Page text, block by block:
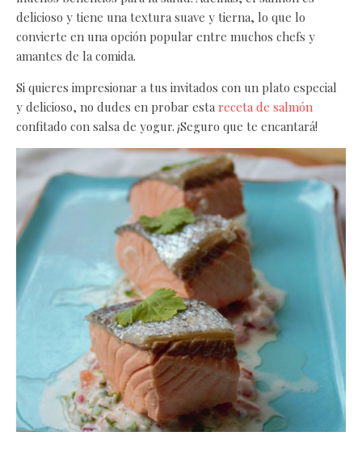
delicioso y tiene una textura suave y tierna, lo que lo
convierte en una opción popular entre muchos chefs y
amantes de la comida.
Si quieres impresionar a tus invitados con un plato especial
y delicioso, no dudes en probar esta receta de salmón
confitado con salsa de yogur. ¡Seguro que te encantará!